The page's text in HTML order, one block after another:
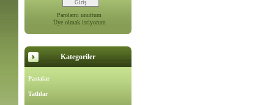
Parolamı unuttum
Üye olmak istiyorum
Kategoriler
Pastalar
Tatlılar